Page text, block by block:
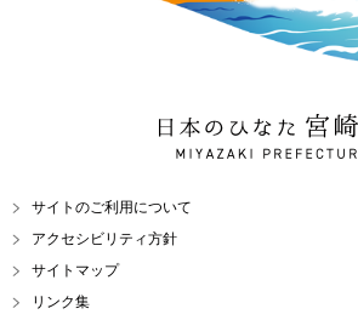
日本のひなた 宮崎県
MIYAZAKI PREFECTURE
サイトのご利用について
アクセシビリティ方針
サイトマップ
リンク集